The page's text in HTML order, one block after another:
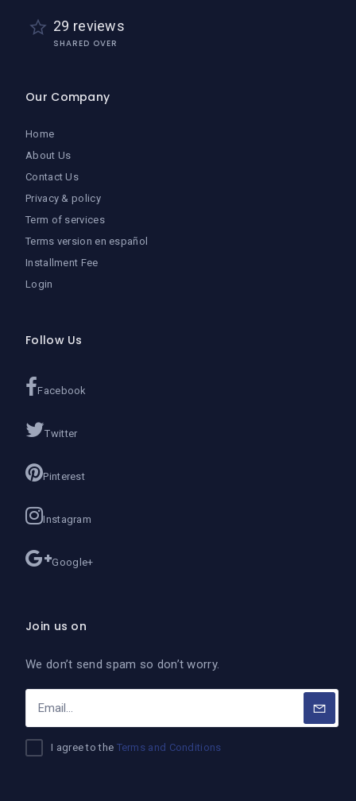
29 reviews
SHARED OVER
Our Company
Home
About Us
Contact Us
Privacy & policy
Term of services
Terms version en español
Installment Fee
Login
Follow Us
Facebook
Twitter
Pinterest
Instagram
Google+
Join us on
We don’t send spam so don’t worry.
I agree to the Terms and Conditions